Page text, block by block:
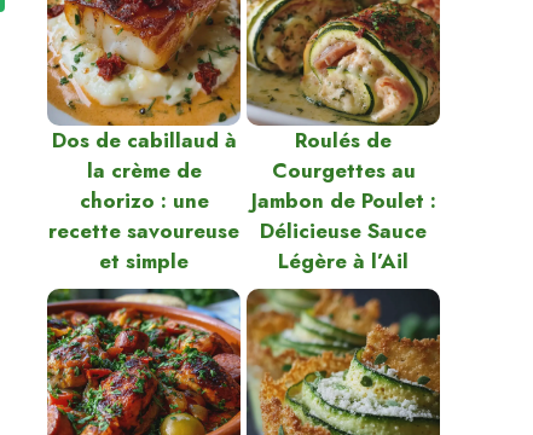
Dos de cabillaud à
la crème de
chorizo : une
recette savoureuse
et simple
Roulés de
Courgettes au
Jambon de Poulet :
Délicieuse Sauce
Légère à l’Ail